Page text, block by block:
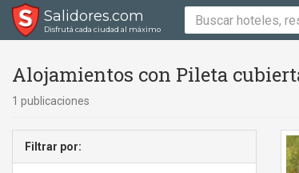
Salidores.com
Disfrutá cada ciudad al máximo
Alojamientos con Pileta
1 publicaciones
Filtrar por: